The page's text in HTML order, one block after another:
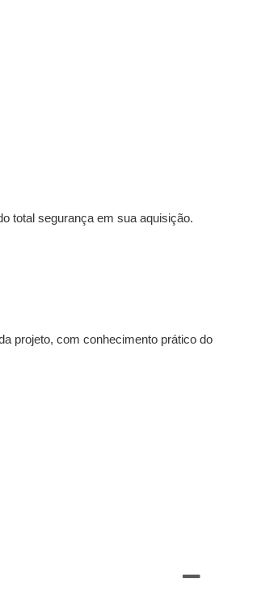
total segurança em sua aquisição.
projeto, com conhecimento prático do